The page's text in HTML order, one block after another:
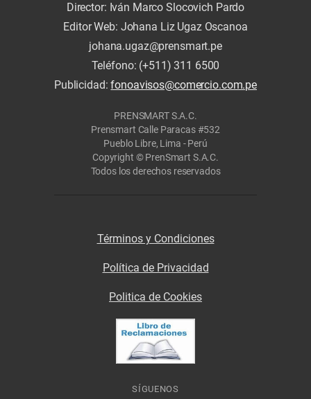
Director: Iván Marco Slocovich Pardo
Editor Web: Johana Liz Ugaz Oscanoa
johana.ugaz@prensmart.pe
Teléfono: (+511) 311 6500
Publicidad:fonoavisos@comercio.com.pe
PRENSMART S.A.C.
Prensmart Calle Paracas #532
Pueblo Libre, Lima - Perú
Copyright © PrenSmart S.A.C.
Todos los derechos reservados
Términos y Condiciones
Política de Privacidad
Politica de Cookies
SÍGUENOS